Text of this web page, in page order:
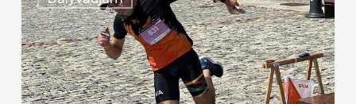
čempionatas
–
Sprintas
2026